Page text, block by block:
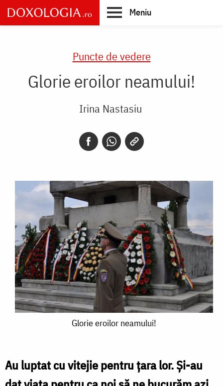
Skip
to
main
Meniu
Puncte de vedere
Glorie eroilor neamului!
Irina Nastasiu
neamului!
Glorie eroilor neamului!
Au luptat cu vitejie pentru ţara lor. Şi-au